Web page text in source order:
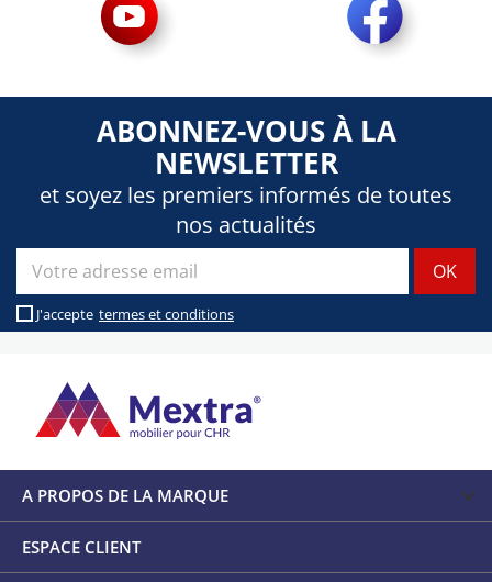
ABONNEZ-VOUS À LA
NEWSLETTER
et soyez les premiers informés de toutes
nos actualités
J'accepte termes et conditions
A PROPOS DE LA MARQUE
ESPACE CLIENT